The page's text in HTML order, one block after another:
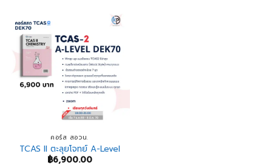
คอร์ส สอวน.
TCAS II ตะลุยโจทย์ A-Level
฿6,900.00